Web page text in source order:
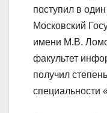
поступил в
Московский
имени М.В.
факультет
получил
специальности